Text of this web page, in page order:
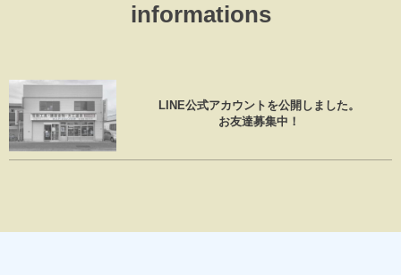
informations
LINE公式アカウントを公開しました。
お友達募集中！